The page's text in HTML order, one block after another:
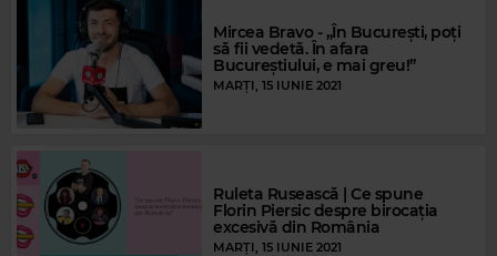
Mircea Bravo - „În București, poți
să fii vedetă. În afara
Bucureștiului, e mai greu!”
MARȚI, 15 IUNIE 2021
Ruleta Rusească | Ce spune
Florin Piersic despre birocația
excesivă din România
MARȚI, 15 IUNIE 2021